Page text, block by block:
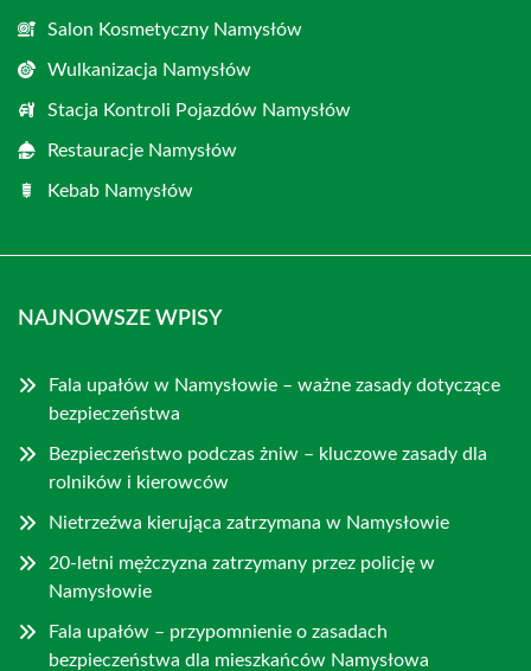
Salon Kosmetyczny Namysłów
Wulkanizacja Namysłów
Stacja Kontroli Pojazdów Namysłów
Restauracje Namysłów
Kebab Namysłów
NAJNOWSZE WPISY
Fala upałów w Namysłowie – ważne zasady dotyczące
bezpieczeństwa
Bezpieczeństwo podczas żniw – kluczowe zasady dla
rolników i kierowców
Nietrzeźwa kierująca zatrzymana w Namysłowie
20-letni mężczyzna zatrzymany przez policję w
Namysłowie
Fala upałów – przypomnienie o zasadach
bezpieczeństwa dla mieszkańców Namysłowa